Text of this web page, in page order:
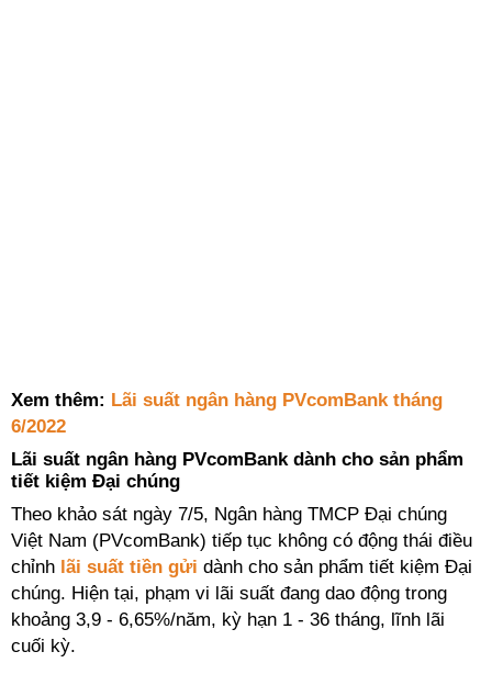
Xem thêm: Lãi suất ngân hàng PVcomBank tháng
6/2022
Lãi suất ngân hàng PVcomBank dành cho sản phẩm
tiết kiệm Đại chúng
Theo khảo sát ngày 7/5, Ngân hàng TMCP Đại chúng
Việt Nam (PVcomBank) tiếp tục không có động thái điều
chỉnh lãi suất tiền gửi dành cho sản phẩm tiết kiệm Đại
chúng. Hiện tại, phạm vi lãi suất đang dao động trong
khoảng 3,9 - 6,65%/năm, kỳ hạn 1 - 36 tháng, lĩnh lãi
cuối kỳ.